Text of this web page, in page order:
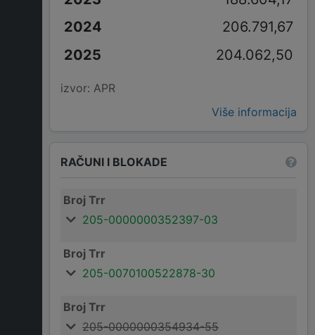
206.791,67
204.062,50
izvor: APR
Više informacija
RAČUNI I BLOKADE
Broj Trr
205-0000000352397-03
Broj Trr
205-0070100522878-30
Broj Trr
205-0000000354934-55